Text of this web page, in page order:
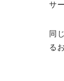
サ
同
る